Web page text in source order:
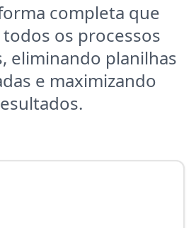
completa que
todos os processos
eliminando planilhas
e maximizando